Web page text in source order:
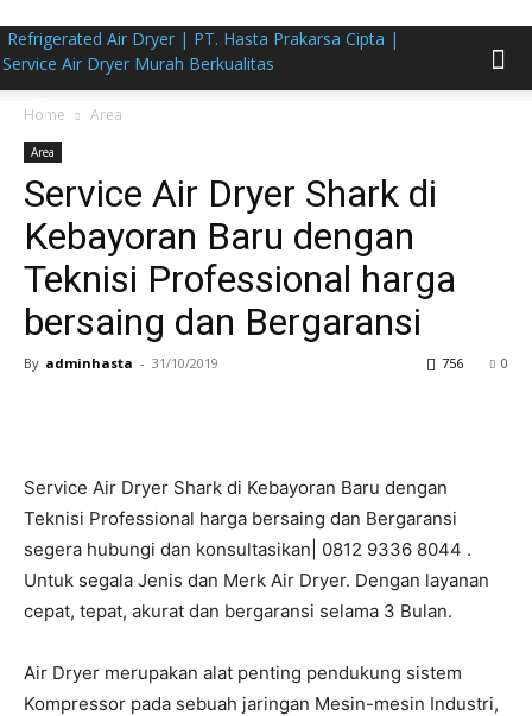
Refrigerated Air Dryer | PT. Hasta Prakarsa Cipta |
Service Air Dryer Murah Berkualitas
Home Area
Area
Service Air Dryer Shark di
Kebayoran Baru dengan
Teknisi Professional harga
bersaing dan Bergaransi
By adminhasta - 31/10/2019 0
756
Service Air Dryer Shark di Kebayoran Baru dengan
Teknisi Professional harga bersaing dan Bergaransi
segera hubungi dan konsultasikan| 0812 9336 8044 .
Untuk segala Jenis dan Merk Air Dryer. Dengan layanan
cepat, tepat, akurat dan bergaransi selama 3 Bulan.
Air Dryer merupakan alat penting pendukung sistem
Kompressor pada sebuah jaringan Mesin-mesin Industri,